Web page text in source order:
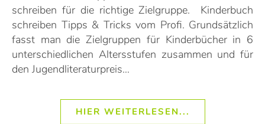
schreiben für die richtige Zielgruppe. Kinderbuch
schreiben Tipps & Tricks vom Profi. Grundsätzlich
fasst man die Zielgruppen für Kinderbücher in 6
unterschiedlichen Altersstufen zusammen und für
den Jugendliteraturpreis…
HIER WEITERLESEN...